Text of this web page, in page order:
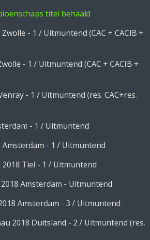
titel behaald
- 1 / Uitmuntend (CAC + CACIB +
- 1 / Uitmuntend (CAC + CACIB +
- 1 / Uitmuntend (res. CAC+res.
- 1 / Uitmuntend
Amsterdam - 1 / Uitmuntend
2018 Tiel - 1 / Uitmuntend
Amsterdam - Uitmuntend
Amsterdam - 3 / Uitmuntend
2018 Duitsland - 2 / Uitmuntend (res.